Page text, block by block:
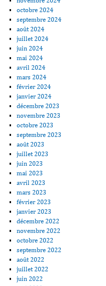
octobre 2024
septembre 2024
août 2024
juillet 2024
juin 2024
mai 2024
avril 2024
mars 2024
février 2024
janvier 2024
décembre 2023
novembre 2023
octobre 2023
septembre 2023
août 2023
juillet 2023
juin 2023
mai 2023
avril 2023
mars 2023
février 2023
janvier 2023
décembre 2022
novembre 2022
octobre 2022
septembre 2022
août 2022
juillet 2022
juin 2022